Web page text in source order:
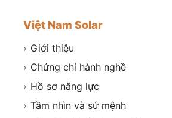
Việt Nam Solar
› Giới thiệu
› Chứng chỉ hành nghề
› Hồ sơ năng lực
› Tầm nhìn và sứ mệnh